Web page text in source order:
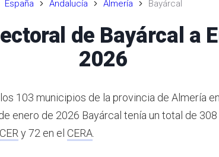
España Andalucía Almería Bayárcal
de Bayárcal a
2026
103 municipios de la provincia de Almería
enero de 2026 Bayárcal tenía un total de
CER y 72 en el CERA